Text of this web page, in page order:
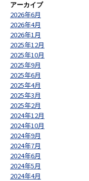
アーカイブ
2026年6月
2026年4月
2026年1月
2025年12月
2025年10月
2025年9月
2025年6月
2025年4月
2025年3月
2025年2月
2024年12月
2024年10月
2024年9月
2024年7月
2024年6月
2024年5月
2024年4月